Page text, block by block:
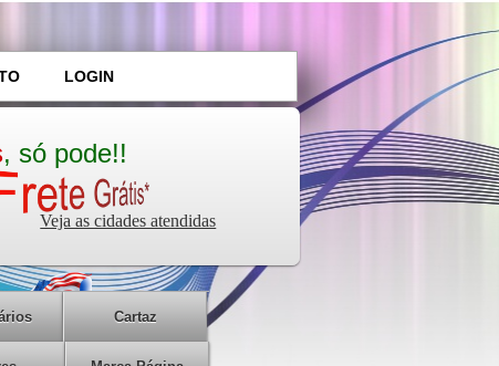
LOGIN
, só pode!!
Veja as cidades atendidas
Cartaz